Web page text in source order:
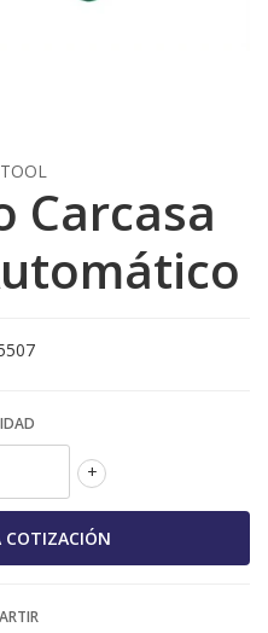
Carcasa
+